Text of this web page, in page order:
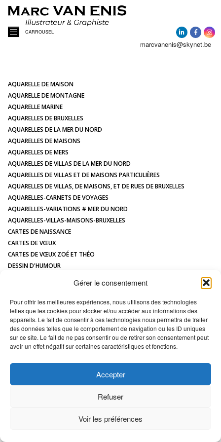
Gérer le consentement
Pour offrir les meilleures expériences, nous utilisons des technologies
telles que les cookies pour stocker et/ou accéder aux informations des
appareils. Le fait de consentir à ces technologies nous permettra de traiter
des données telles que le comportement de navigation ou les ID uniques
sur ce site. Le fait de ne pas consentir ou de retirer son consentement peut
avoir un effet négatif sur certaines caractéristiques et fonctions.
Accepter
Refuser
Voir les préférences
CARROUSEL
A PROPOS
ACTUALITÉ
AQUARELLES
ILLUSTRATIONS
CONTACT
marcvanenis@skynet.be
AQUARELLE DE MAISON
AQUARELLE DE MONTAGNE
AQUARELLE MARINE
AQUARELLES DE BRUXELLES
AQUARELLES DE LA MER DU NORD
AQUARELLES DE MAISONS
AQUARELLES DE MERS
AQUARELLES DE VILLAS DE LA MER DU NORD
AQUARELLES DE VILLAS ET DE MAISONS PARTICULIÈRES
AQUARELLES DE VILLAS, DE MAISONS, ET DE RUES DE BRUXELLES
AQUARELLES-CARNETS DE VOYAGES
AQUARELLES-VARIATIONS # MER DU NORD
AQUARELLES-VILLAS-MAISONS-BRUXELLES
CARTES DE NAISSANCE
CARTES DE VŒUX
CARTES DE VŒUX ZOÉ ET THÉO
DESSIN D'HUMOUR
ILLUSTRATIONS JEUNESSE
LOGOS
MAQUETTES / MODÈLES
PORTRAIT DE MAISON